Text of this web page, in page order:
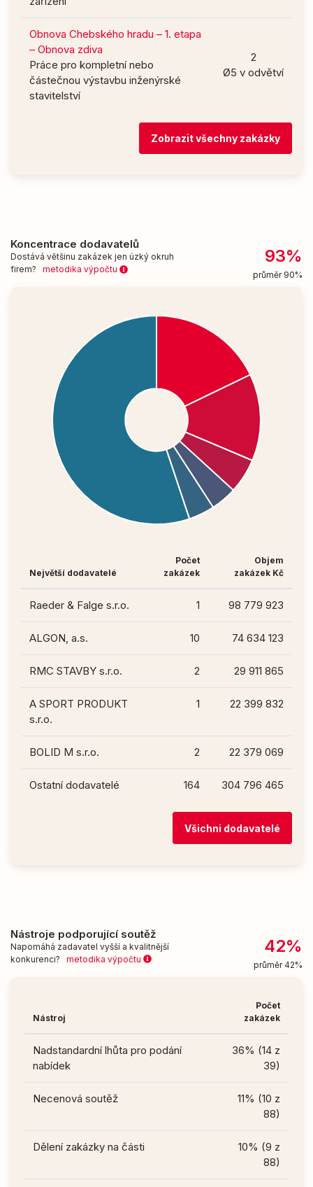
Obnova Chebského hradu – 1. etapa
– Obnova zdiva
Práce pro kompletní nebo
částečnou výstavbu inženýrské
stavitelství
2
Ø5 v odvětví
Zobrazit všechny zakázky
Koncentrace dodavatelů
Dostává většinu zakázek jen úzký okruh
firem? metodika výpočtu
93%
průměr 90%
Největší dodavatelé
Počet
zakázek
Objem
zakázek Kč
Raeder & Falge s.r.o. 1 98 779 923
ALGON, a.s. 10 74 634 123
RMC STAVBY s.r.o. 2 29 911 865
A SPORT PRODUKT
s.r.o.
1 22 399 832
BOLID M s.r.o. 2 22 379 069
Ostatní dodavatelé 164 304 796 465
Všichni dodavatelé
Nástroje podporující soutěž
Napomáhá zadavatel vyšší a kvalitnější
konkurenci? metodika výpočtu
42%
průměr 42%
Nástroj
Počet
zakázek
Nadstandardní lhůta pro podání
nabídek
36% (14 z
39)
Necenová soutěž
11% (10 z
88)
Dělení zakázky na části
10% (9 z
88)